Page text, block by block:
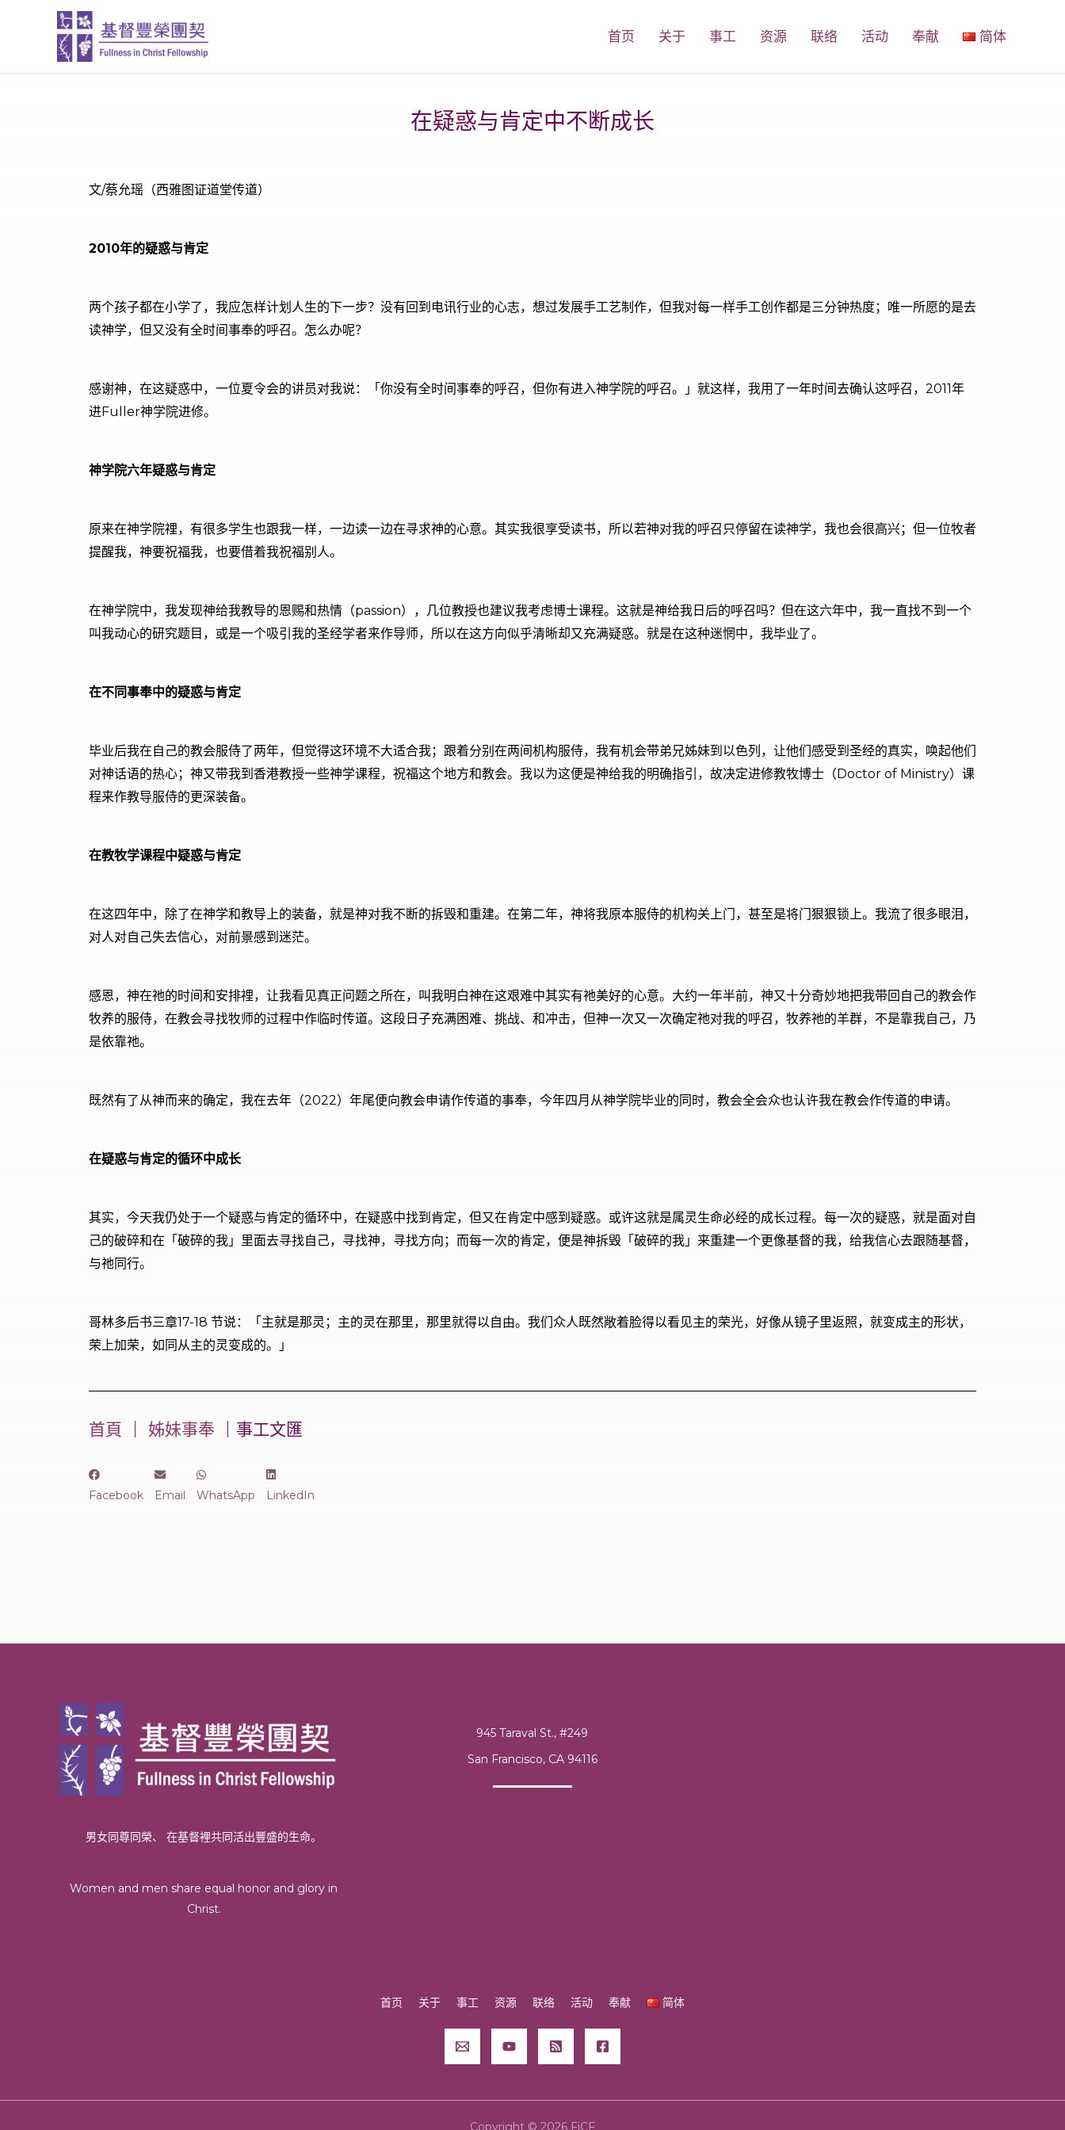
首页 关于 事工 资源 联络 活动 奉献 简体
在疑惑与肯定中不断成长
文/蔡允瑶（西雅图证道堂传道）
2010年的疑惑与肯定
两个孩子都在小学了，我应怎样计划人生的下一步？没有回到电讯行业的心志，想过发展手工艺制作，但我对每一样手工创作都是三分钟热度；唯一所愿的是去
读神学，但又没有全时间事奉的呼召。怎么办呢？
感谢神，在这疑惑中，一位夏令会的讲员对我说：「你没有全时间事奉的呼召，但你有进入神学院的呼召。」就这样，我用了一年时间去确认这呼召，2011年
进Fuller神学院进修。
神学院六年疑惑与肯定
原来在神学院𥚃，有很多学生也跟我一样，一边读一边在寻求神的心意。其实我很享受读书，所以若神对我的呼召只停留在读神学，我也会很高兴；但一位牧者
提醒我，神要祝福我，也要借着我祝福别人。
在神学院中，我发现神给我教导的恩赐和热情（passion），几位教授也建议我考虑博士课程。这就是神给我日后的呼召吗？但在这六年中，我一直找不到一个
叫我动心的研究题目，或是一个吸引我的圣经学者来作导师，所以在这方向似乎清晰却又充满疑惑。就是在这种迷惘中，我毕业了。
在不同事奉中的疑惑与肯定
毕业后我在自己的教会服侍了两年，但觉得这环境不大适合我；跟着分别在两间机构服侍，我有机会带弟兄姊妹到以色列，让他们感受到圣经的真实，唤起他们
对神话语的热心；神又带我到香港教授一些神学课程，祝福这个地方和教会。我以为这便是神给我的明确指引，故决定进修教牧博士（Doctor of Ministry）课
程来作教导服侍的更深装备。
在教牧学课程中疑惑与肯定
在这四年中，除了在神学和教导上的装备，就是神对我不断的拆毁和重建。在第二年，神将我原本服侍的机构关上门，甚至是将门狠狠锁上。我流了很多眼泪，
对人对自己失去信心，对前景感到迷茫。
感恩，神在祂的时间和安排𥚃，让我看见真正问题之所在，叫我明白神在这艰难中其实有祂美好的心意。大约一年半前，神又十分奇妙地把我带回自己的教会作
牧养的服侍，在教会寻找牧师的过程中作临时传道。这段日子充满困难、挑战、和冲击，但神一次又一次确定祂对我的呼召，牧养祂的羊群，不是靠我自己，乃
是依靠祂。
既然有了从神而来的确定，我在去年（2022）年尾便向教会申请作传道的事奉，今年四月从神学院毕业的同时，教会全会众也认许我在教会作传道的申请。
在疑惑与肯定的循环中成长
其实，今天我仍处于一个疑惑与肯定的循环中，在疑惑中找到肯定，但又在肯定中感到疑惑。或许这就是属灵生命必经的成长过程。每一次的疑惑，就是面对自
己的破碎和在「破碎的我」里面去寻找自己，寻找神，寻找方向；而每一次的肯定，便是神拆毁「破碎的我」来重建一个更像基督的我，给我信心去跟随基督，
与祂同行。
哥林多后书三章17-18 节说：「主就是那灵；主的灵在那里，那里就得以自由。我们众人既然敞着脸得以看见主的荣光，好像从镜子里返照，就变成主的形状，
荣上加荣，如同从主的灵变成的。」
首頁 姊妹事奉 ｜事工文匯
Facebook Email WhatsApp LinkedIn
男女同尊同榮、 在基督裡共同活出豐盛的生命。
Women and men share equal honor and glory in
Christ.
945 Taraval St., #249
San Francisco, CA 94116
首页 关于 事工 资源 联络 活动 奉献 简体
Copyright © 2026 FiCF